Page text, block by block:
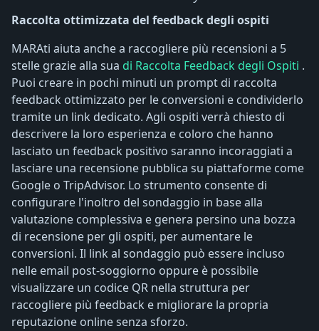
Raccolta ottimizzata del feedback degli ospiti
MARAti aiuta anche a raccogliere più recensioni a 5
stelle grazie alla sua di Raccolta Feedback degli Ospiti .
Puoi creare in pochi minuti un prompt di raccolta
feedback ottimizzato per le conversioni e condividerlo
tramite un link dedicato. Agli ospiti verrà chiesto di
descrivere la loro esperienza e coloro che hanno
lasciato un feedback positivo saranno incoraggiati a
lasciare una recensione pubblica su piattaforme come
Google o TripAdvisor. Lo strumento consente di
configurare l'inoltro del sondaggio in base alla
valutazione complessiva e genera persino una bozza
di recensione per gli ospiti, per aumentare le
conversioni. Il link al sondaggio può essere incluso
nelle email post-soggiorno oppure è possibile
visualizzare un codice QR nella struttura per
raccogliere più feedback e migliorare la propria
reputazione online senza sforzo.